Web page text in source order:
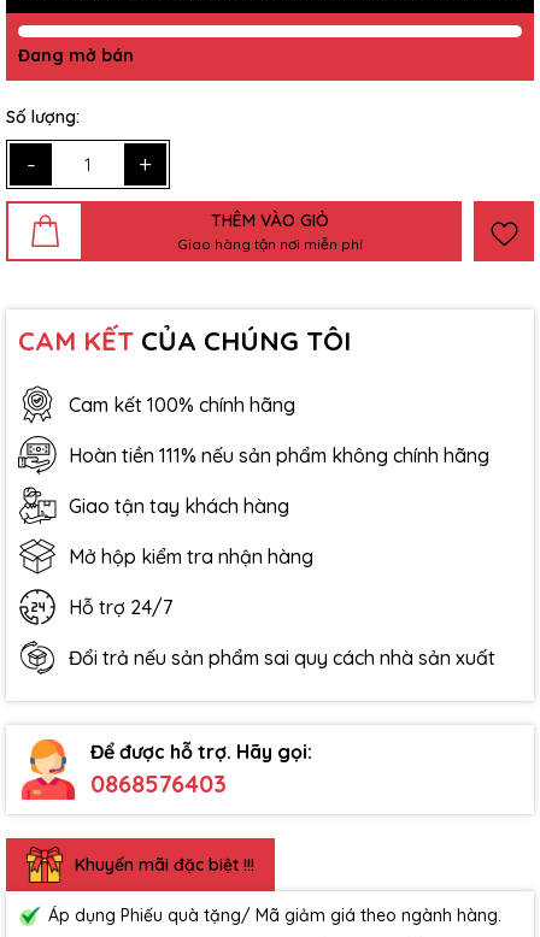
Đang mở bán
Số lượng:
- +
THÊM VÀO GIỎ
Giao hàng tận nơi miễn phí
CAM KẾT CỦA CHÚNG TÔI
Cam kết 100% chính hãng
Hoàn tiền 111% nếu sản phẩm không chính hãng
Giao tận tay khách hàng
Mở hộp kiểm tra nhận hàng
Hỗ trợ 24/7
Đổi trả nếu sản phẩm sai quy cách nhà sản xuất
Để được hỗ trợ. Hãy gọi:
0868576403
Khuyến mãi đặc biệt !!!
Áp dụng Phiếu quà tặng/ Mã giảm giá theo ngành hàng.